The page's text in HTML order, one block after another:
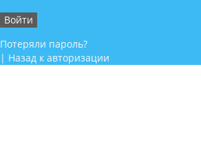
Потеряли пароль?
| Назад к авторизации